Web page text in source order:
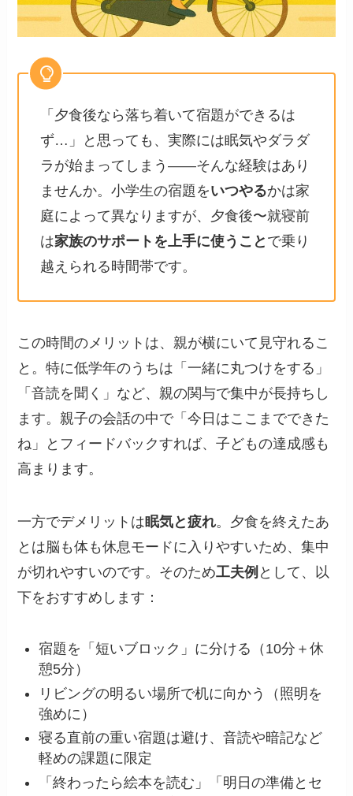
「夕食後なら落ち着いて宿題ができるは
ず…」と思っても、実際には眠気やダラダ
ラが始まってしまう——そんな経験はあり
ませんか。小学生の宿題をいつやるかは家
庭によって異なりますが、夕食後〜就寝前
は家族のサポートを上手に使うこと で乗り
越えられる時間帯です。
この時間のメリットは、親が横にいて見守れるこ
と。特に低学年のうちは「一緒に丸つけをする」
「音読を聞く」など、親の関与で集中が長持ちし
ます。親子の会話の中で「今日はここまでできた
ね」とフィードバックすれば、子どもの達成感も
高まります。
一方でデメリットは眠気と疲れ。夕食を終えたあ
とは脳も体も休息モードに入りやすいため、集中
が切れやすいのです。そのため工夫例 として、以
下をおすすめします：
宿題を「短いブロック」に分ける（10分＋休
憩5分）
リビングの明るい場所で机に向かう（照明を
強めに）
寝る直前の重い宿題は避け、音読や暗記など
軽めの課題に限定
「終わったら絵本を読む」「明日の準備とセ